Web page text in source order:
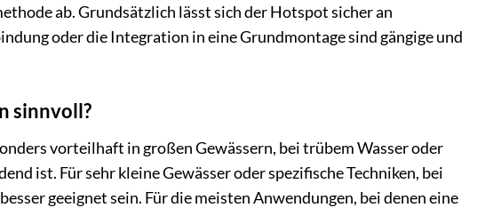
ab. Grundsätzlich lässt sich der Hotspot sicher an
oder die Integration in eine Grundmontage sind gängige und
sinnvoll?
vorteilhaft in großen Gewässern, bei trübem Wasser oder
ist. Für sehr kleine Gewässer oder spezifische Techniken, bei
geeignet sein. Für die meisten Anwendungen, bei denen eine